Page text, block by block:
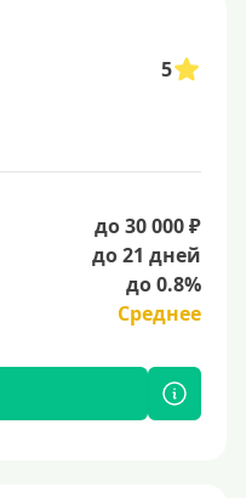
5
до 30 000 ₽
до 21 дней
до 0.8%
Среднее